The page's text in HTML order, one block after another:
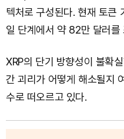
텍처로 구성된다. 현재 토큰
일 단계에서 약 82만 달러를
XRP의 단기 방향성이 불확
간 괴리가 어떻게 해소될지
수로 떠오르고 있다.